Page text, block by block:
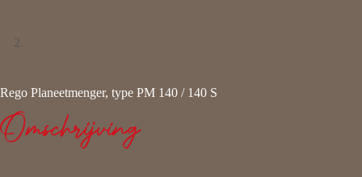
Rego Planeetmenger, type PM 140 / 140 S
Omschrijving